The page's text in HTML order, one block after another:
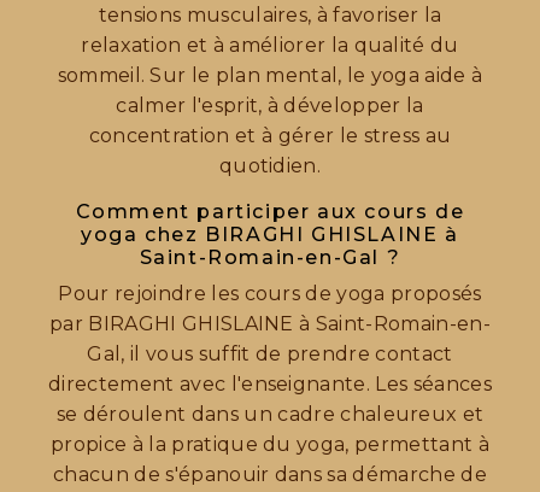
tensions musculaires, à favoriser la
relaxation et à améliorer la qualité du
sommeil. Sur le plan mental, le yoga aide à
calmer l'esprit, à développer la
concentration et à gérer le stress au
quotidien.
Comment participer aux cours de
yoga chez BIRAGHI GHISLAINE à
Saint-Romain-en-Gal ?
Pour rejoindre les cours de yoga proposés
par BIRAGHI GHISLAINE à Saint-Romain-en-
Gal, il vous suffit de prendre contact
directement avec l'enseignante. Les séances
se déroulent dans un cadre chaleureux et
propice à la pratique du yoga, permettant à
chacun de s'épanouir dans sa démarche de